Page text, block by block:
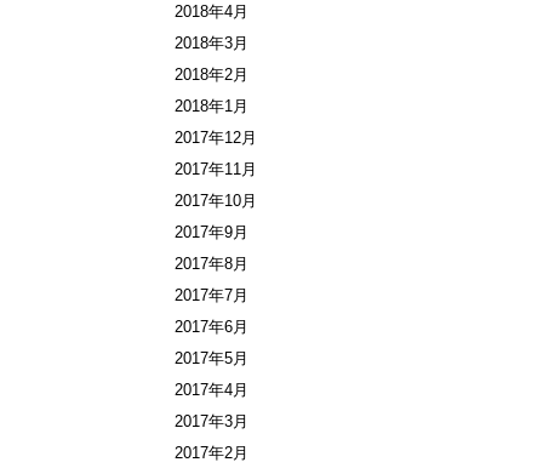
2018年4月
2018年3月
2018年2月
2018年1月
2017年12月
2017年11月
2017年10月
2017年9月
2017年8月
2017年7月
2017年6月
2017年5月
2017年4月
2017年3月
2017年2月